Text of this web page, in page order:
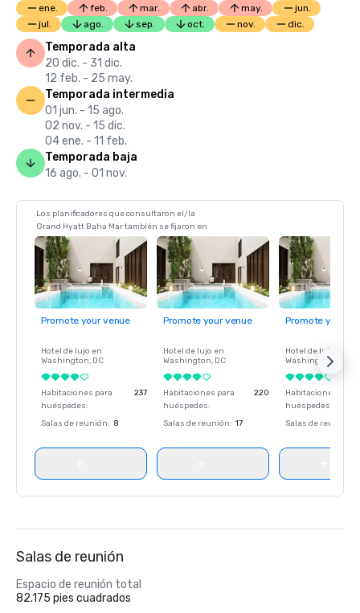
ene. feb. mar. abr. may.
jun.
jul.
ago. sep. oct. nov. dic.
Temporada alta
20 dic. - 31 dic.
12 feb. - 25 may.
Temporada intermedia
01 jun. - 15 ago.
02 nov. - 15 dic.
04 ene. - 11 feb.
Temporada baja
16 ago. - 01 nov.
Los planificadores que consultaron el/la
Grand Hyatt Baha Mar también se fijaron en
Promote your venue
Hotel de lujo en
Washington, DC
Habitaciones para
huéspedes:
237
Salas de reunión: 8
Promote your venue
Hotel de lujo en
Washington, DC
Habitaciones para
huéspedes:
220
Salas de reunión: 17
Promote your
Hotel de lujo en
Washington
Habitaciones para
huéspedes
Salas de reunión
Salas de reunión
Espacio de reunión total
82.175 pies cuadrados